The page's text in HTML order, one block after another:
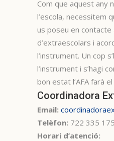
Com que aquest any
l’escola, necessitem
us poseu en contacte
d’extraescolars i
l’instrument. Un cop
l’instrument i s’hagi
bon estat l’AFA farà
Coordinadora
Email:
Telèfon: 722 335 175
Horari d’atenció: